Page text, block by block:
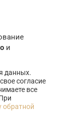
и
данных.
согласие
все
обратной